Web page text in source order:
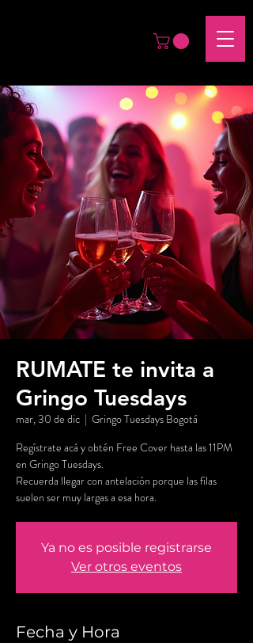
RUMATE te invita a
Gringo Tuesdays
mar, 30 de dic
  |
Gringo Tuesdays Bogotá
Regístrate acá y obtén Free Cover hasta las 11PM
en Gringo Tuesdays.
Recuerda llegar con antelación porque las filas
suelen ser muy largas a esa hora.
Ya no es posible registrarse
Ver otros eventos
Fecha y Hora